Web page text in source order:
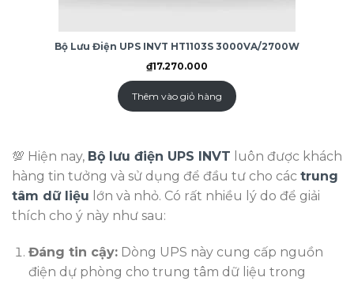
Bộ Lưu Điện UPS INVT HT1103S 3000VA/2700W
₫17.270.000
Thêm vào giỏ hàng
💯 Hiện nay, Bộ lưu điện UPS INVT luôn được khách
hàng tin tưởng và sử dụng để đầu tư cho các trung
tâm dữ liệu lớn và nhỏ. Có rất nhiều lý do để giải
thích cho ý này như sau:
Đáng tin cậy:Dòng UPS này cung cấp nguồn
điện dự phòng cho trung tâm dữ liệu trong